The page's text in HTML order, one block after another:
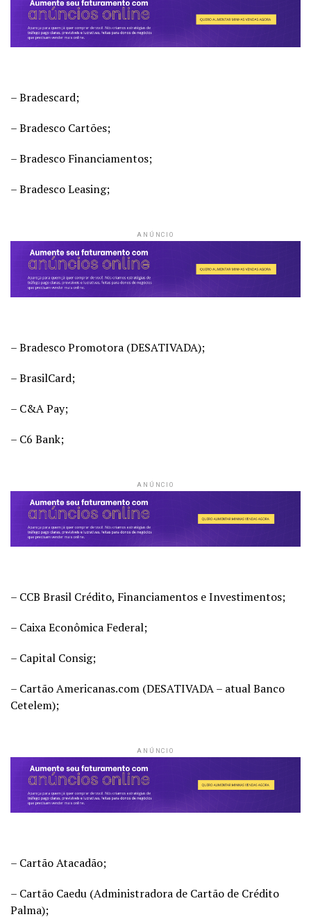
– Bradescard;
– Bradesco Cartões;
– Bradesco Financiamentos;
– Bradesco Leasing;
ANÚNCIO
– Bradesco Promotora (DESATIVADA);
– BrasilCard;
– C&A Pay;
– C6 Bank;
ANÚNCIO
– CCB Brasil Crédito, Financiamentos e Investimentos;
– Caixa Econômica Federal;
– Capital Consig;
– Cartão Americanas.com (DESATIVADA – atual Banco
Cetelem);
ANÚNCIO
– Cartão Atacadão;
– Cartão Caedu (Administradora de Cartão de Crédito
Palma);